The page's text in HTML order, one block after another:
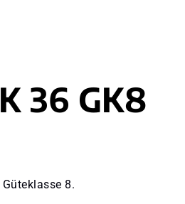
36 GK8
8.